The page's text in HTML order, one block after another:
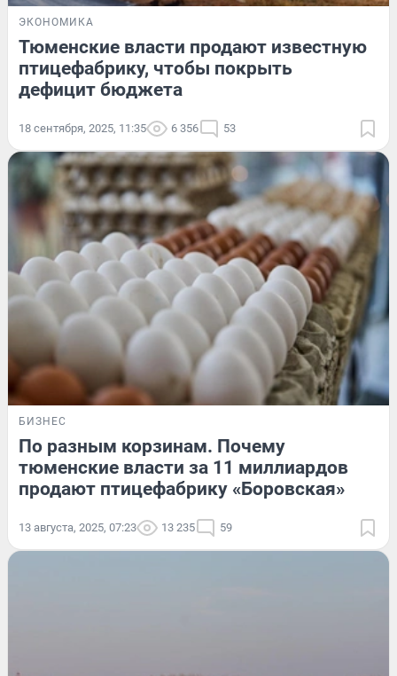
ЭКОНОМИКА
Тюменские власти продают известную
птицефабрику, чтобы покрыть
дефицит бюджета
18 сентября, 2025, 11:35 6 356 53
БИЗНЕС
По разным корзинам. Почему
тюменские власти за 11 миллиардов
продают птицефабрику «Боровская»
13 августа, 2025, 07:23 13 235 59